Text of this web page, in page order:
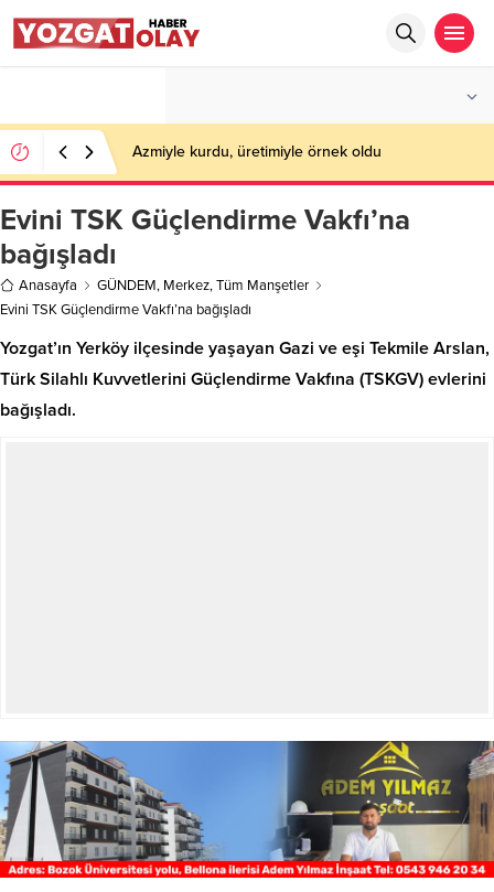
Azmiyle kurdu, üretimiyle örnek oldu
Evini TSK Güçlendirme Vakfı’na
bağışladı
Anasayfa GÜNDEM, Merkez,Tüm Manşetler
Evini TSK Güçlendirme Vakfı’na bağışladı
Yozgat’ın Yerköy ilçesinde yaşayan Gazi ve eşi Tekmile Arslan,
Türk Silahlı Kuvvetlerini Güçlendirme Vakfına (TSKGV) evlerini
bağışladı.